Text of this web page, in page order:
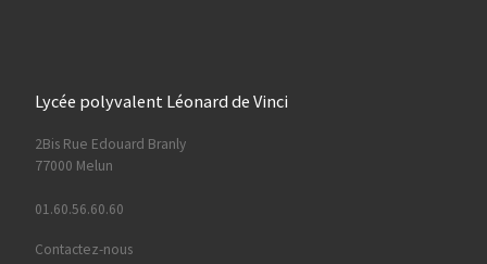
Lycée polyvalent Léonard de Vinci
2Bis Rue Edouard Branly
77000 Melun
01.60.56.60.60
Contactez-nous